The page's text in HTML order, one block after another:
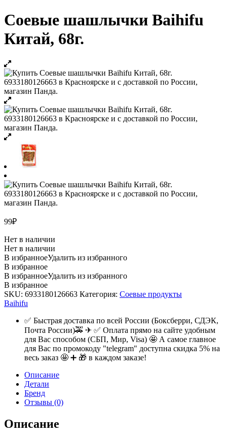
Соевые шашлычки Baihifu
Китай, 68г.
99₽
Нет в наличии
Нет в наличии
В избранноеУдалить из избранного
В избранное
В избранноеУдалить из избранного
В избранное
SKU: 6933180126663 Категория: Соевые продукты
Baihifu
✅ Быстрая доставка по всей России (Боксберри, СДЭК,
Почта России)🚕 ✈ ✅ Оплата прямо на сайте удобным
для Вас способом (СБП, Мир, Visa) 🤩 А самое главное
для Вас по промокоду "telegram" доступна скидка 5% на
весь заказ 🤩 ➕ 🎁 в каждом заказе!
Описание
Детали
Бренд
Отзывы (0)
Описание